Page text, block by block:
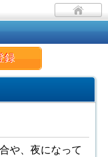
録
や、夜になって